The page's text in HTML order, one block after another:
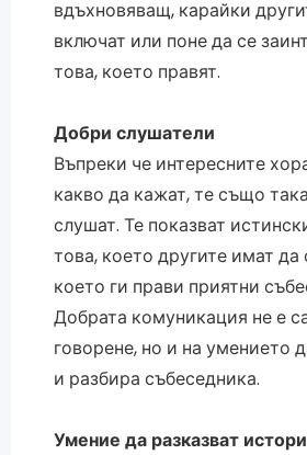
вдъхновяващ, карайки
включат или поне да се
това, което правят.
Добри слушатели
Въпреки че интересните
какво да кажат, те също
слушат. Те показват
това, което другите имат да
което ги прави приятни
Добрата комуникация не е
говорене, но и на умението
и разбира събеседника.
Умение да разказват